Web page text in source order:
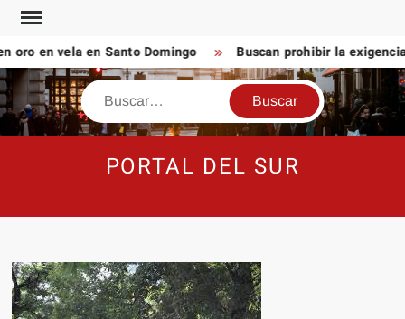
Saltar
contenido
en vela en Santo Domingo Buscan prohibir la
Buscar
PORTAL DEL SUR